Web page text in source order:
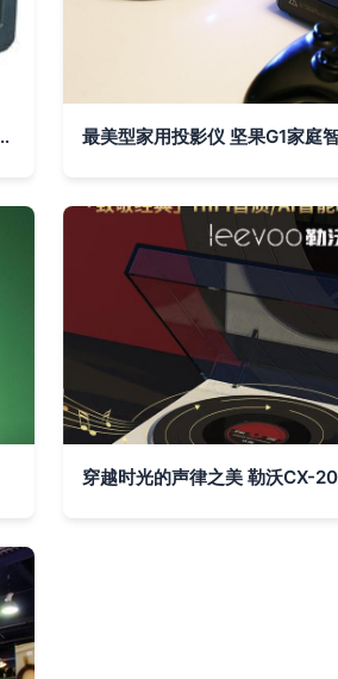
详解 家用视听设备的理想选择